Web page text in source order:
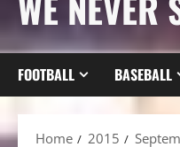
FOOTBALL BASEBALL
Home 2015